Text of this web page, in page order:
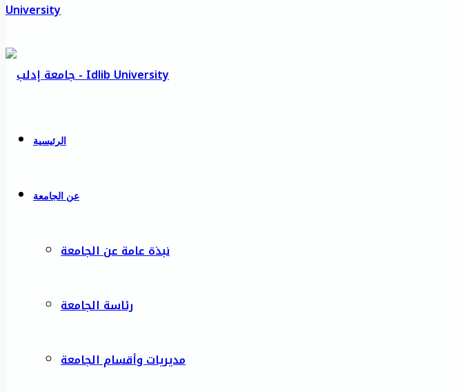
الرئيسية
عن الجامعة
نبذة عامة عن الجامعة
رئاسة الجامعة
مديريات وأقسام الجامعة